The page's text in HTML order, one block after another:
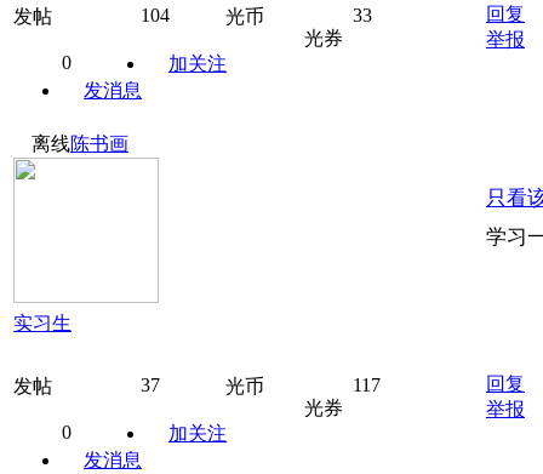
发帖 104 光币
33
光券
0
加关注
发消息
回复
举报
离线陈书画
实习生
发帖 37 光币
117
光券
0
加关注
发消息
只看
学习
回复
举报